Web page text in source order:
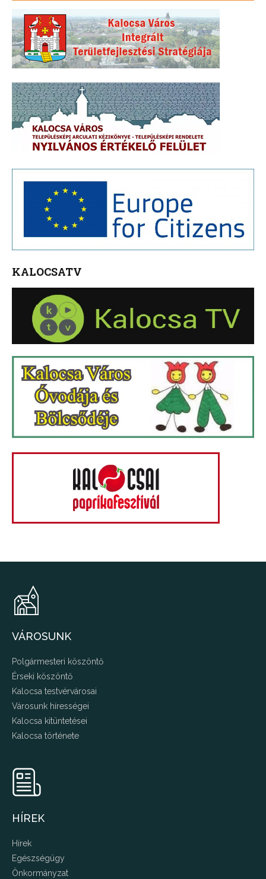
KALOCSATV
VÁROSUNK
Polgármesteri köszöntő
Érseki köszöntő
Kalocsa testvérvárosai
Városunk hírességei
Kalocsa kitüntetései
Kalocsa története
HÍREK
Hírek
Egészségügy
Önkormányzat